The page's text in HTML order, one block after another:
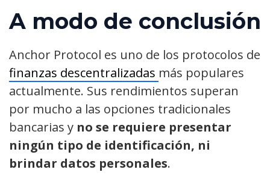
A modo de conclusión
Anchor Protocol es uno de los protocolos de
finanzas descentralizadas más populares
actualmente. Sus rendimientos superan
por mucho a las opciones tradicionales
bancarias y no se requiere presentar
ningún tipo de identificación, ni
brindar datos personales.